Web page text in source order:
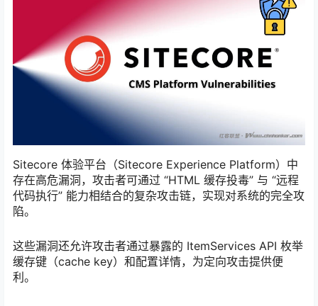
Sitecore 体验平台（Sitecore Experience Platform）中
存在高危漏洞，攻击者可通过 “HTML 缓存投毒” 与 “远程
代码执行” 能力相结合的复杂攻击链，实现对系统的完全攻
陷。
这些漏洞还允许攻击者通过暴露的 ItemServices API 枚举
缓存键（cache key）和配置详情，为定向攻击提供便
利。